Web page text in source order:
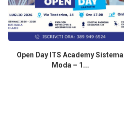
Open Day ITS Academy Sistema
Moda – 1...